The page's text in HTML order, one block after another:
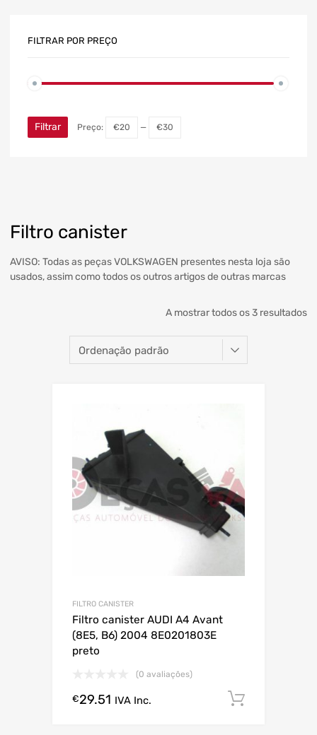
Filtro canister
AVISO: Todas as peças VOLKSWAGEN presentes nesta loja são
usados, assim como todos os outros artigos de outras marcas
A mostrar todos os 3 resultados
FILTRO CANISTER
Filtro canister AUDI A4 Avant
(8E5, B6) 2004 8E0201803E
preto
(0 avaliações)
€29.51 IVA Inc.
FILTRAR POR PREÇO
Filtrar Preço: €20 — €30